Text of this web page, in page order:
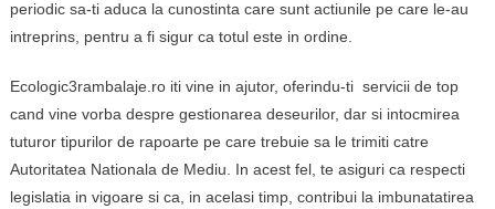
periodic sa-ti aduca la cunostinta care sunt actiunile pe care le-au
intreprins, pentru a fi sigur ca totul este in ordine.
Ecologic3rambalaje.ro iti vine in ajutor, oferindu-ti servicii de top
cand vine vorba despre gestionarea deseurilor, dar si intocmirea
tuturor tipurilor de rapoarte pe care trebuie sa le trimiti catre
Autoritatea Nationala de Mediu. In acest fel, te asiguri ca respecti
legislatia in vigoare si ca, in acelasi timp, contribui la imbunatatirea